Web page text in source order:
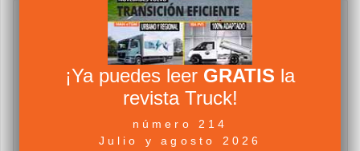
¡Ya puedes leer GRATIS la
revista Truck!
número 214
Julio y agosto 2026